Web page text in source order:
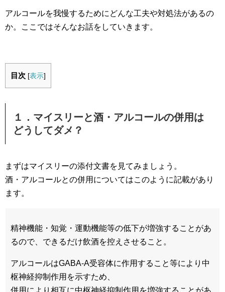
アルコールを我慢するためにどんな工夫や対処法があるの
か。ここではそんなお話をしていきます。
目次 [表示]
１．マイスリーと酒・アルコールの併用は
どうしてダメ？
まずはマイスリーの添付文書を見てみましょう。
酒・アルコールとの併用についてはこのように記載があり
ます。
精神機能・知覚・運動機能等の低下が増強することがあ
るので、できるだけ飲酒を控えさせること。
アルコールはGABA-A受容体に作用すること等により中
枢神経抑制作用を示すため、
併用により相互に中枢神経抑制作用を増強することがあ